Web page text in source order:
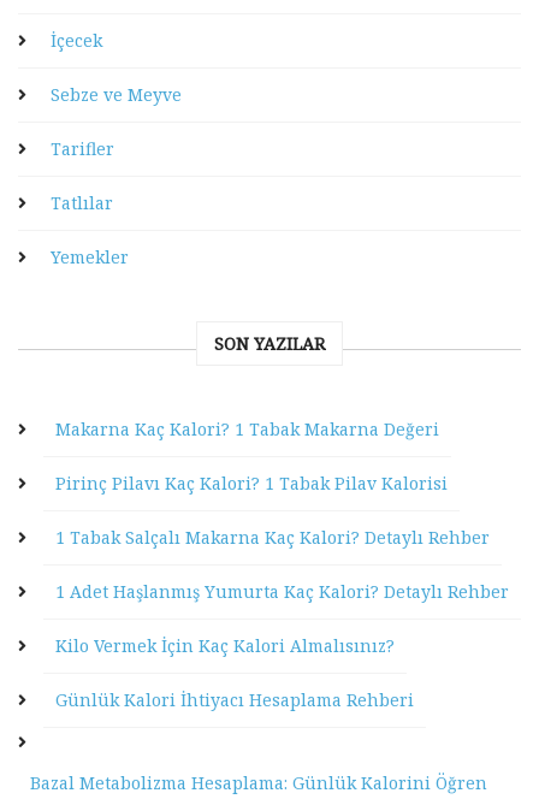
İçecek
Sebze ve Meyve
Tarifler
Tatlılar
Yemekler
SON YAZILAR
Makarna Kaç Kalori? 1 Tabak Makarna Değeri
Pirinç Pilavı Kaç Kalori? 1 Tabak Pilav Kalorisi
1 Tabak Salçalı Makarna Kaç Kalori? Detaylı Rehber
1 Adet Haşlanmış Yumurta Kaç Kalori? Detaylı Rehber
Kilo Vermek İçin Kaç Kalori Almalısınız?
Günlük Kalori İhtiyacı Hesaplama Rehberi
Bazal Metabolizma Hesaplama: Günlük Kalorini Öğren